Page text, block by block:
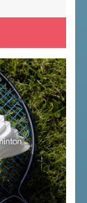
DEGLI